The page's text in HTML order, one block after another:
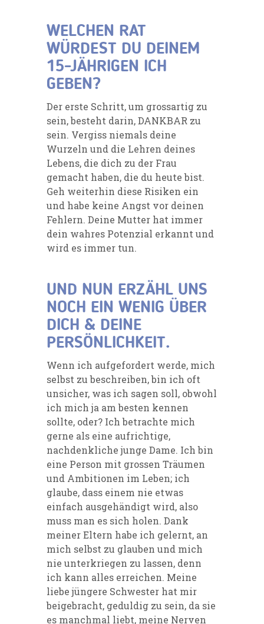
WELCHEN RAT
WÜRDEST DU DEINEM
15-JÄHRIGEN ICH
GEBEN?
Der erste Schritt, um grossartig zu
sein, besteht darin, DANKBAR zu
sein. Vergiss niemals deine
Wurzeln und die Lehren deines
Lebens, die dich zu der Frau
gemacht haben, die du heute bist.
Geh weiterhin diese Risiken ein
und habe keine Angst vor deinen
Fehlern. Deine Mutter hat immer
dein wahres Potenzial erkannt und
wird es immer tun.
UND NUN ERZÄHL UNS
NOCH EIN WENIG ÜBER
DICH & DEINE
PERSÖNLICHKEIT.
Wenn ich aufgefordert werde, mich
selbst zu beschreiben, bin ich oft
unsicher, was ich sagen soll, obwohl
ich mich ja am besten kennen
sollte, oder? Ich betrachte mich
gerne als eine aufrichtige,
nachdenkliche junge Dame. Ich bin
eine Person mit grossen Träumen
und Ambitionen im Leben; ich
glaube, dass einem nie etwas
einfach ausgehändigt wird, also
muss man es sich holen. Dank
meiner Eltern habe ich gelernt, an
mich selbst zu glauben und mich
nie unterkriegen zu lassen, denn
ich kann alles erreichen. Meine
liebe jüngere Schwester hat mir
beigebracht, geduldig zu sein, da sie
es manchmal liebt, meine Nerven